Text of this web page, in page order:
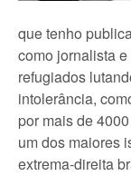
que tenho
como jornalista
refugiados
intolerância,
por mais de
um dos maiores
extrema-direita